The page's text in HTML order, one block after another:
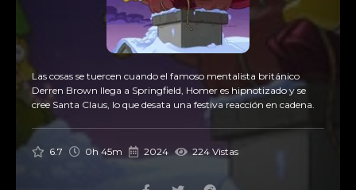
Las cosas se tuercen cuando el famoso mentalista británico
Derren Brown llega a Springfield, Homer es hipnotizado y se
cree Santa Claus, lo que desata una festiva reacción en cadena.
6.7 0h 45m 2024 224 Vistas